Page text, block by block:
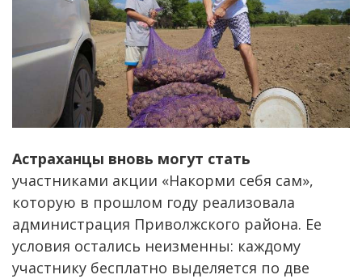
Астраханцы вновь могут стать
участниками акции «Накорми себя сам»,
которую в прошлом году реализовала
администрация Приволжского района. Ее
условия остались неизменны: каждому
участнику бесплатно выделяется по две